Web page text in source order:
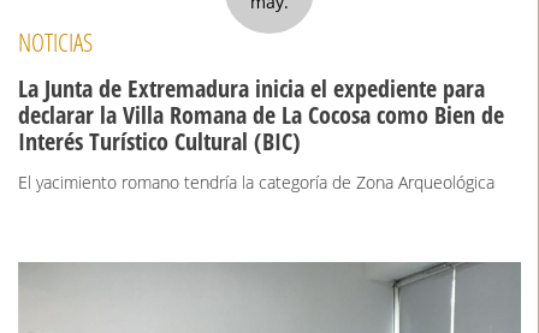
NOTICIAS
La Junta de Extremadura inicia el expediente para
declarar la Villa Romana de La Cocosa como Bien de
Interés Turístico Cultural (BIC)
El yacimiento romano tendría la categoría de Zona Arqueológica